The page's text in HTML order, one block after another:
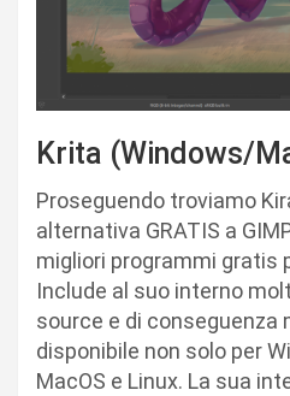
Krita (Windows/
Proseguendo troviamo
alternativa GRATIS a
migliori programmi gratis
Include al suo interno
source e di
disponibile non solo per
MacOS e Linux. La sua